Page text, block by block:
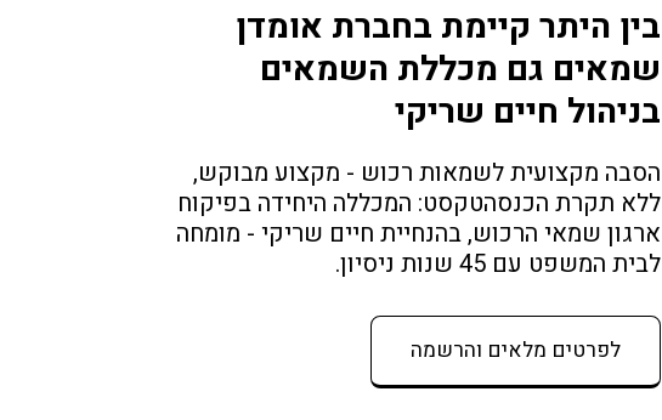
בין היתר קיימת בחברת אומדן
שמאים גם מכללת השמאים
בניהול חיים שריקי
הסבה מקצועית לשמאות רכוש - מקצוע מבוקש,
לבית המשפט עם 45 שנות ניסיון.
לפרטים מלאים והרשמה